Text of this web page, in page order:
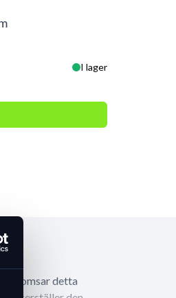
I lager
bromsar detta